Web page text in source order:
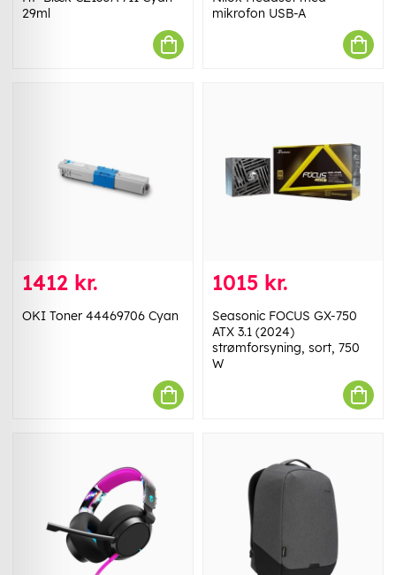
29ml
mikrofon USB-A
1412 kr.
OKI Toner 44469706 Cyan
1015 kr.
Seasonic FOCUS GX-750
ATX 3.1 (2024)
strømforsyning, sort, 750
W